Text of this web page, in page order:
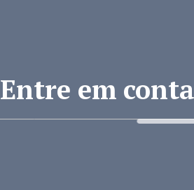
Entre em